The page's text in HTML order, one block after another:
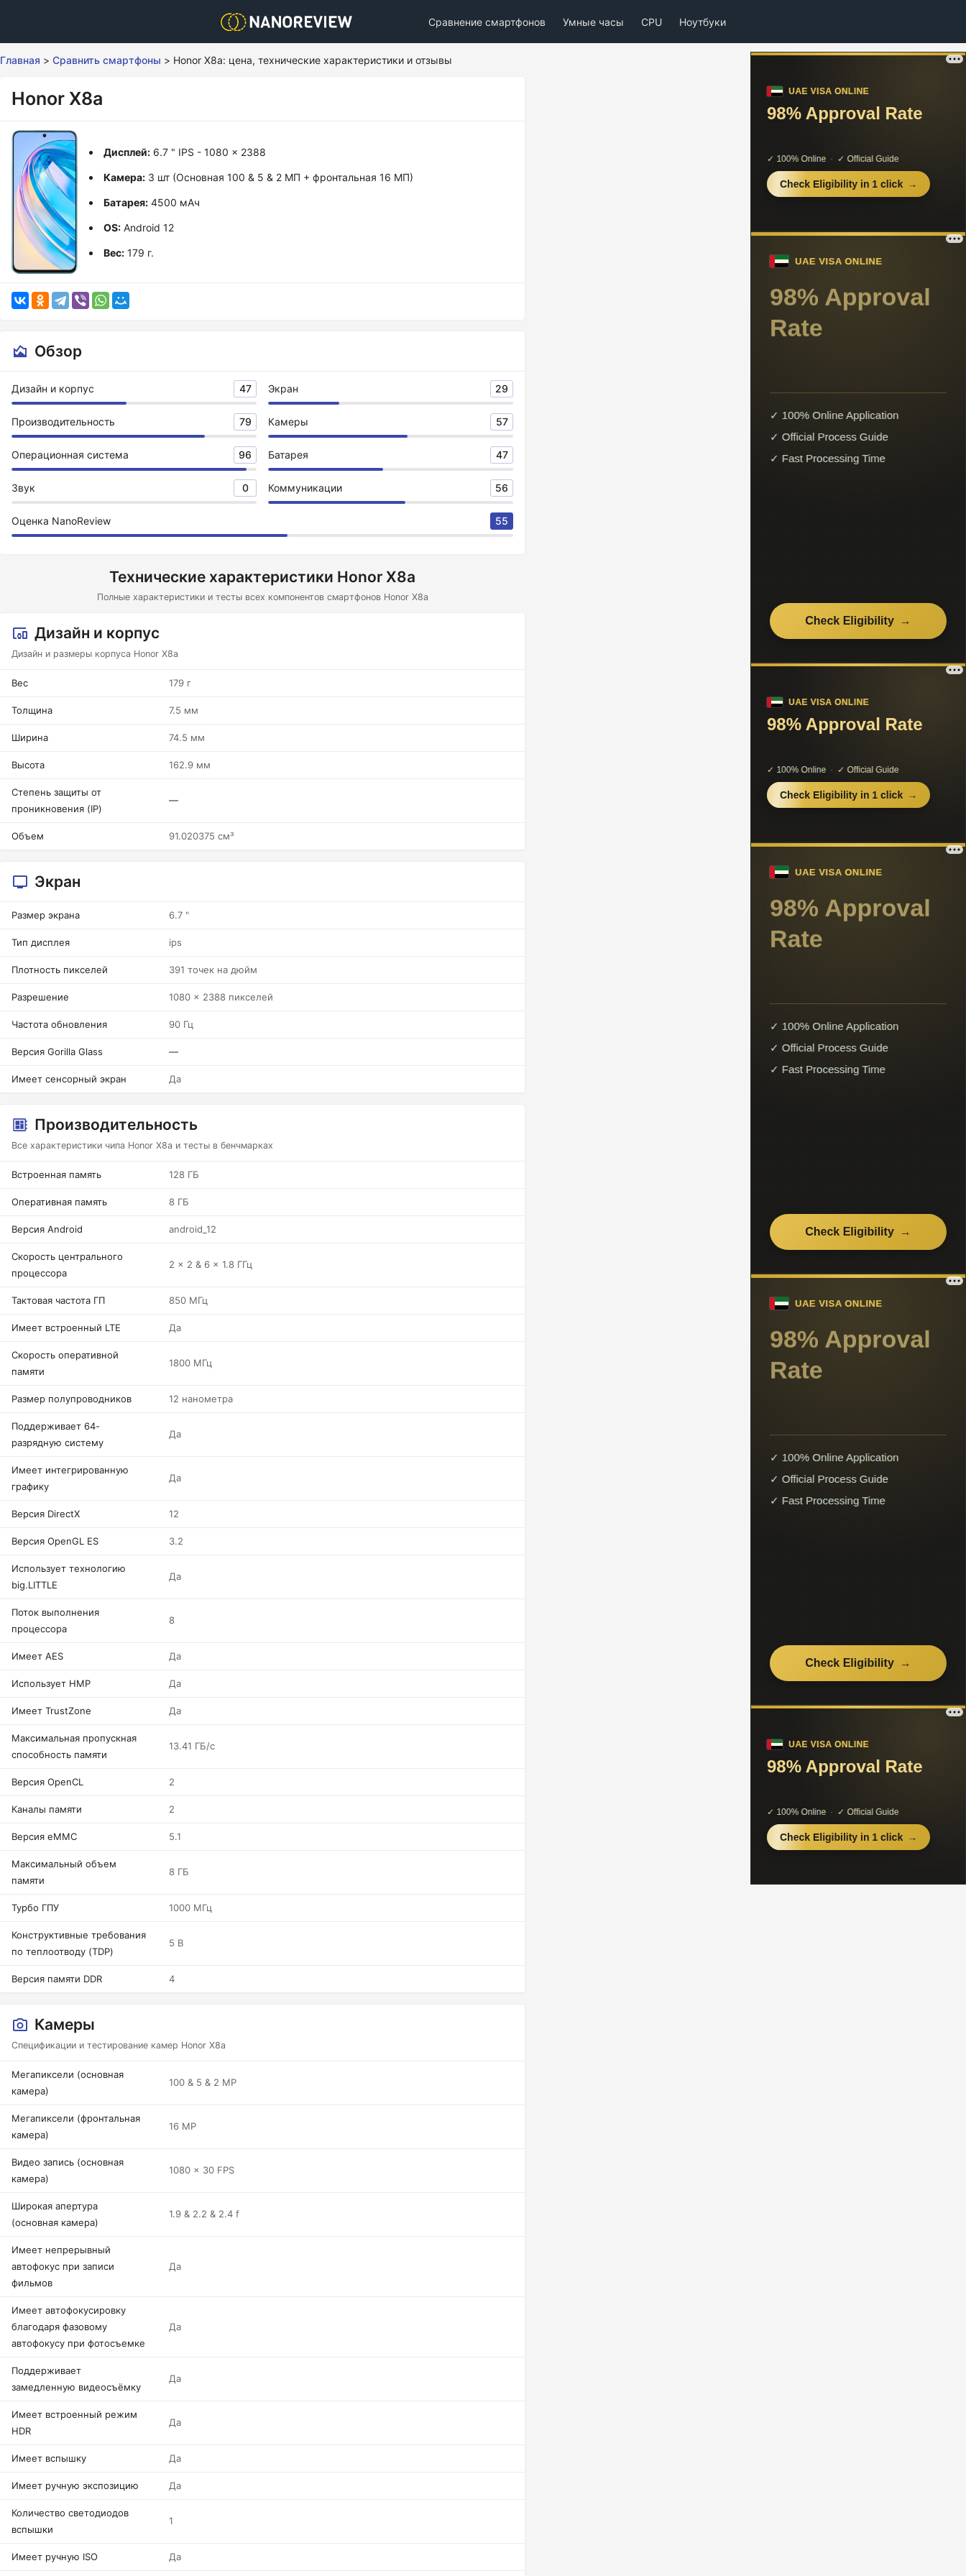
Сравнение смартфонов Умные часы CPU Ноутбуки
Главная > Сравнить смартфоны > Honor X8a: цена, технические характеристики и отзывы
Honor X8a
Дисплей: 6.7 " IPS - 1080 x 2388
Камера: 3 шт (Основная 100 & 5 & 2 МП + фронтальная 16 МП)
Батарея: 4500 мАч
OS: Android 12
Вес: 179 г.
Обзор
Дизайн и корпус 47 Экран 29
Производительность 79 Камеры 57
Операционная система 96 Батарея 47
Звук 0 Коммуникации 56
Оценка NanoReview 55
Технические характеристики Honor X8a
Полные характеристики и тесты всех компонентов смартфонов Honor X8a
Дизайн и корпус
Дизайн и размеры корпуса Honor X8a
Вес 179 г
Толщина 7.5 мм
Ширина 74.5 мм
Высота 162.9 мм
Степень защиты от
проникновения (IP)
—
Объем 91.020375 см³
Экран
Размер экрана 6.7 "
Тип дисплея ips
Плотность пикселей 391 точек на дюйм
Разрешение 1080 x 2388 пикселей
Частота обновления 90 Гц
Версия Gorilla Glass —
Имеет сенсорный экран Да
Производительность
Все характеристики чипа Honor X8a и тесты в бенчмарках
Встроенная память 128 ГБ
Оперативная память 8 ГБ
Версия Android android_12
Скорость центрального
процессора
2 x 2 & 6 x 1.8 ГГц
Тактовая частота ГП 850 МГц
Имеет встроенный LTE Да
Скорость оперативной
памяти
1800 МГц
Размер полупроводников 12 нанометра
Поддерживает 64-
разрядную систему
Да
Имеет интегрированную
графику
Да
Версия DirectX 12
Версия OpenGL ES 3.2
Использует технологию
big.LITTLE
Да
Поток выполнения
процессора
8
Имеет AES Да
Использует HMP Да
Имеет TrustZone Да
Максимальная пропускная
способность памяти
13.41 ГБ/с
Версия OpenCL 2
Каналы памяти 2
Версия eMMC 5.1
Максимальный объем
памяти
8 ГБ
Турбо ГПУ 1000 МГц
Конструктивные требования
по теплоотводу (TDP)
5 В
Версия памяти DDR 4
Камеры
Спецификации и тестирование камер Honor X8a
Мегапиксели (основная
камера)
100 & 5 & 2 MP
Мегапиксели (фронтальная
камера)
16 MP
Видео запись (основная
камера)
1080 x 30 FPS
Широкая апертура
(основная камера)
1.9 & 2.2 & 2.4 f
Имеет непрерывный
автофокус при записи
фильмов
Да
Имеет автофокусировку
благодаря фазовому
автофокусу при фотосъемке
Да
Поддерживает
замедленную видеосъёмку
Да
Имеет встроенный режим
HDR
Да
Имеет вспышку Да
Имеет ручную экспозицию Да
Количество светодиодов
вспышки
1
Имеет ручную ISO Да